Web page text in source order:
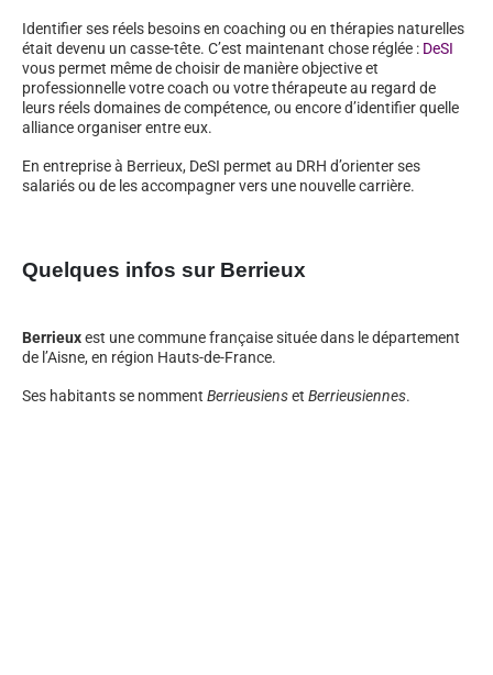
Identifier ses réels besoins en coaching ou en thérapies naturelles
était devenu un casse-tête. C’est maintenant chose réglée : DeSI
vous permet même de choisir de manière objective et
professionnelle votre coach ou votre thérapeute au regard de
leurs réels domaines de compétence, ou encore d’identifier quelle
alliance organiser entre eux.
En entreprise à Berrieux, DeSI permet au DRH d’orienter ses
salariés ou de les accompagner vers une nouvelle carrière.
Quelques infos sur Berrieux
Berrieuxest une commune française située dans le département
de l’Aisne, en région Hauts-de-France.
Ses habitants se nomment Berrieusienset Berrieusiennes.